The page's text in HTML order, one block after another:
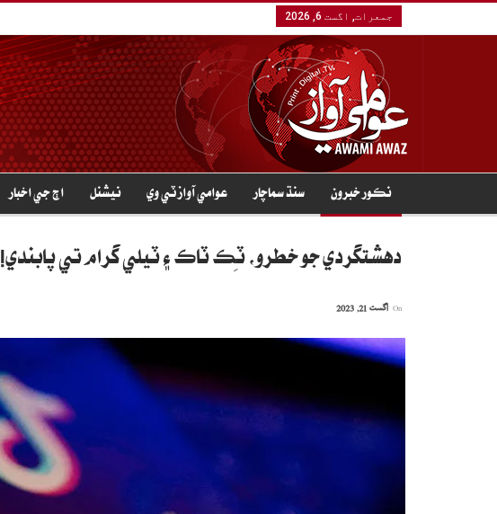
جمعرات, اگست 6, 2026
نڪور خبرون سنڌ سماچار عوامي آواز ٽي وي نيشنل اڄ جي اخبار
دهشتگردي جو خطرو، ٽِڪ ٽاڪ ۽ ٽيلي گرام تي پابندي!
اگست 21, 2023